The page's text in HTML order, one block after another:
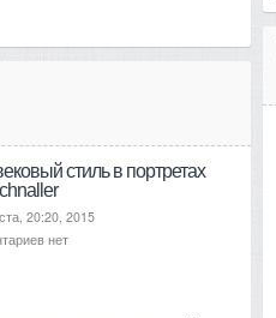
стиль в портретах
20:20, 2015
нет